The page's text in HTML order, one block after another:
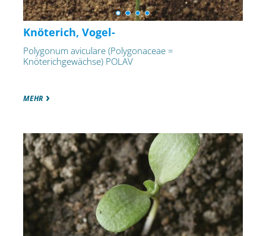
Knöterich, Vogel-
Polygonum aviculare (Polygonaceae =
Knöterichgewächse) POLAV
MEHR